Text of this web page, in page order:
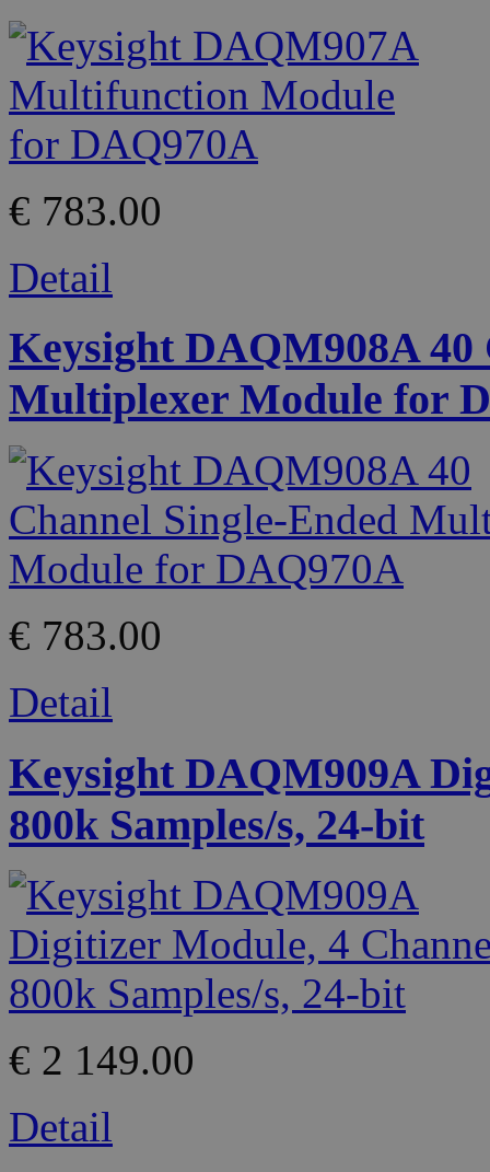
€ 783.00
Detail
Keysight DAQM908A 40
Multiplexer Module for
€ 783.00
Detail
Keysight DAQM909A
800k Samples/s, 24-bit
€ 2 149.00
Detail